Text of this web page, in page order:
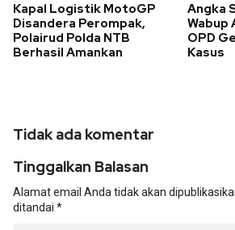
Kapal Logistik MotoGP
Disandera Perompak,
Polairud Polda NTB
Berhasil Amankan
Angka
Wabup
OPD
Kasus
Tidak ada komentar
Tinggalkan Balasan
Alamat email Anda tidak akan
ditandai *